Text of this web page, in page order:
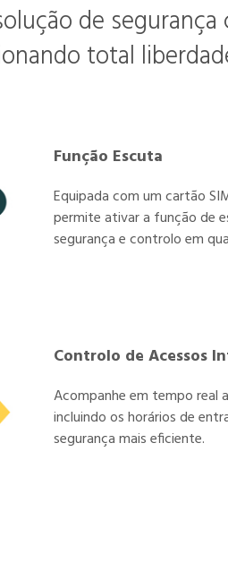
de segurança
total
Função Escuta
Equipada com um cartão
permite ativar a função de
segurança e controlo em
Controlo de Acessos
Acompanhe em tempo real
incluindo os horários de
segurança mais eficiente.